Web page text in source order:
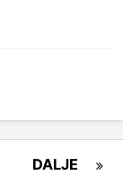
DALJE